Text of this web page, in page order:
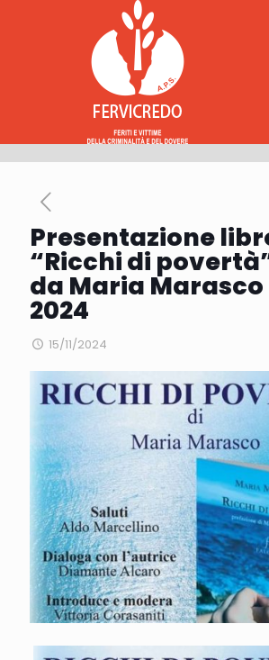
Presentazione
“Ricchi di
da Maria Marasco
2024
15/11/2024